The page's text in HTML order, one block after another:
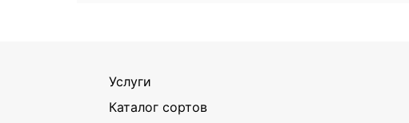
Услуги
Каталог сортов